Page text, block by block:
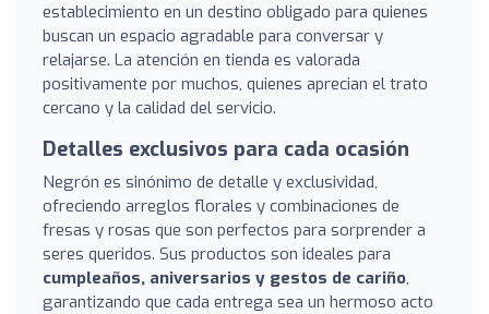
establecimiento en un destino obligado para quienes
buscan un espacio agradable para conversar y
relajarse. La atención en tienda es valorada
positivamente por muchos, quienes aprecian el trato
cercano y la calidad del servicio.
Detalles exclusivos para cada ocasión
Negrón es sinónimo de detalle y exclusividad,
ofreciendo arreglos florales y combinaciones de
fresas y rosas que son perfectos para sorprender a
seres queridos. Sus productos son ideales para
cumpleaños, aniversarios y gestos de cariño,
garantizando que cada entrega sea un hermoso acto